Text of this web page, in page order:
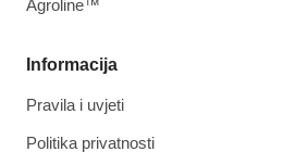
Informacija
Pravila i uvjeti
Politika privatnosti
Agroline™